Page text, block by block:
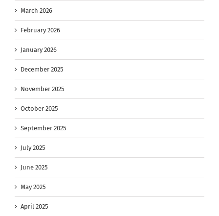
March 2026
February 2026
January 2026
December 2025
November 2025
October 2025
September 2025
July 2025
June 2025
May 2025
April 2025